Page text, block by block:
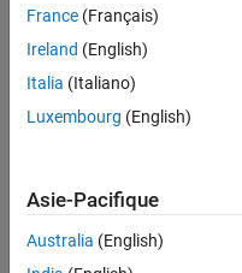
Use Bug Finder instead of
complexity standards.
How
France (Français)
Ireland (English)
Italia (Italiano)
Luxembourg (English)
Asie-Pacifique
Australia (English)